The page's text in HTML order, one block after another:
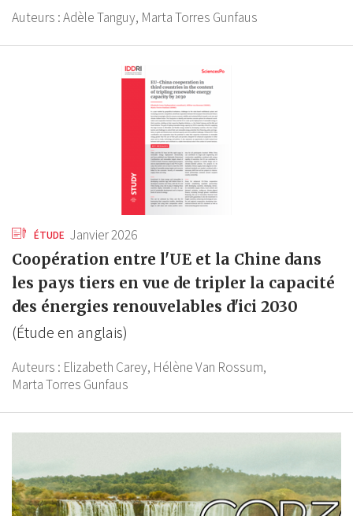
Auteurs :Adèle Tanguy, Marta Torres Gunfaus
ÉTUDE Janvier 2026
Coopération entre l'UE et la Chine dans
les pays tiers en vue de tripler la capacité
des énergies renouvelables d'ici 2030
(Étude en anglais)
Auteurs : Elizabeth Carey, Hélène Van Rossum,
Marta Torres Gunfaus